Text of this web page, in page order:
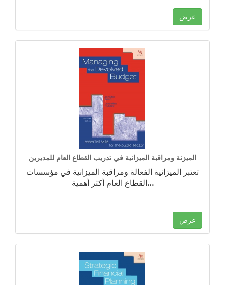
عرض
الميزنة ومراقبة الميزانية في تدريب القطاع العام للمديرين
تعتبر الميزانية الفعالة ومراقبة الميزانية في مؤسسات
القطاع العام أكثر أهمية…
عرض